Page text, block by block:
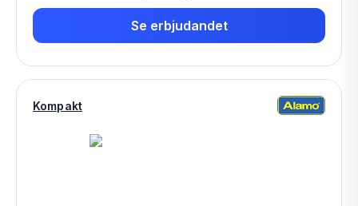
Se erbjudandet
Kompakt